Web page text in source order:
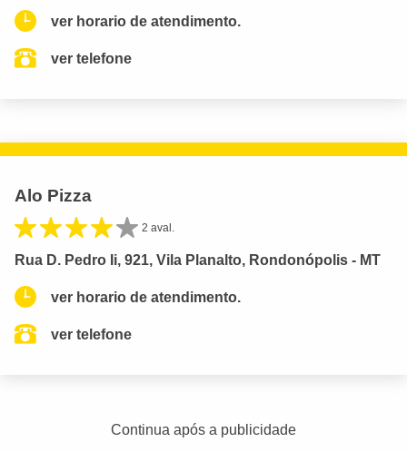
ver horario de atendimento.
ver telefone
Alo Pizza
2 aval.
Rua D. Pedro Ii, 921, Vila Planalto, Rondonópolis - MT
ver horario de atendimento.
ver telefone
Continua após a publicidade